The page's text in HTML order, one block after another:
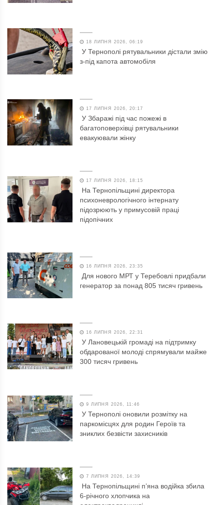
18 ЛИПНЯ 2026, 06:19
У Тернополі рятувальники дістали змію
з-під капота автомобіля
17 ЛИПНЯ 2026, 20:17
У Збаражі під час пожежі в
багатоповерхівці рятувальники
евакуювали жінку
17 ЛИПНЯ 2026, 18:15
На Тернопільщині директора
психоневрологічного інтернату
підозрюють у примусовій праці
підопічних
16 ЛИПНЯ 2026, 23:35
Для нового МРТ у Теребовлі придбали
генератор за понад 805 тисяч гривень
16 ЛИПНЯ 2026, 22:31
У Лановецькій громаді на підтримку
обдарованої молоді спрямували майже
300 тисяч гривень
9 ЛИПНЯ 2026, 11:46
У Тернополі оновили розмітку на
паркомісцях для родин Героїв та
зниклих безвісти захисників
7 ЛИПНЯ 2026, 14:39
На Тернопільщині п’яна водійка збила
6-річного хлопчика на